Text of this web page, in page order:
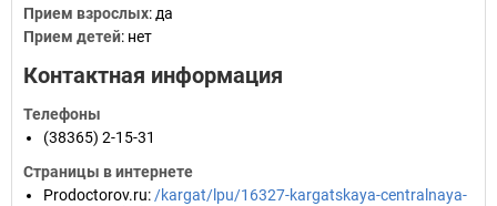
Прием взрослых: да
Прием детей: нет
Контактная информация
Телефоны
(38365) 2-15-31
Страницы в интернете
Prodoctorov.ru: /kargat/lpu/16327-kargatskaya-centralnaya-